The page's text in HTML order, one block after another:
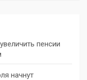
пенсии
начнут